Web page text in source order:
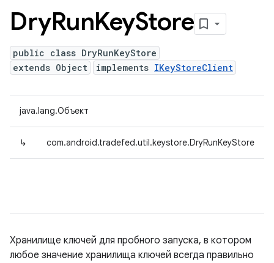
DryRunKeyStore
public class DryRunKeyStore
extends Object
implements IKeyStoreClient
java.lang.Объект
↳ com.android.tradefed.util.keystore.DryRunKeyStore
Хранилище ключей для пробного запуска, в котором
любое значение хранилища ключей всегда правильно